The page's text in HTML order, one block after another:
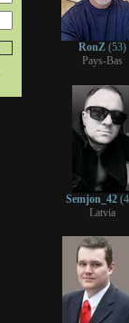
RonZ(53)
Pays-Bas
Semjon_42
Latvia